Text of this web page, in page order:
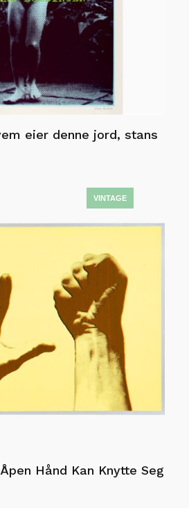
eier denne jord, stans
Hånd Kan Knytte Seg